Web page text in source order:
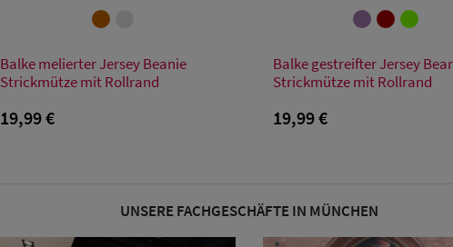
Einheitsgröße
Balke melierter Jersey Beanie
Strickmütze mit Rollrand
19,99 €
Einheitsgröße
Balke gestreifter Jersey
Strickmütze mit Rollrand
19,99 €
UNSERE FACHGESCHÄFTE IN MÜNCHEN